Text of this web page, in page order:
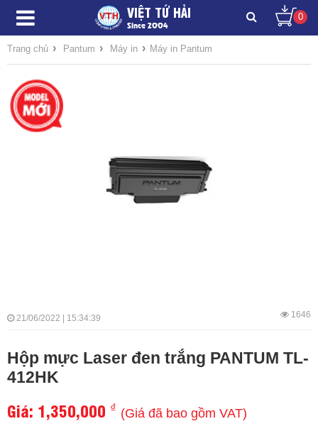
VIỆT TỨ HẢI
Since 2004
0
Trang chủ › Pantum › Máy in › Máy in Pantum
21/06/2022 | 15:34:39 1646
Hộp mực Laser đen trắng PANTUM TL-
412HK
Giá: 1,350,000 ₫ (Giá đã bao gồm VAT)